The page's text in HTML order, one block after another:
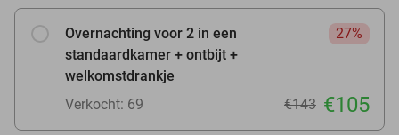
Overnachting voor 2 in een
standaardkamer + ontbijt +
welkomstdrankje
27%
Verkocht: 69 €143 €105